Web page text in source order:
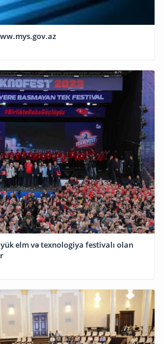
elm və texnologiya festivalı olan